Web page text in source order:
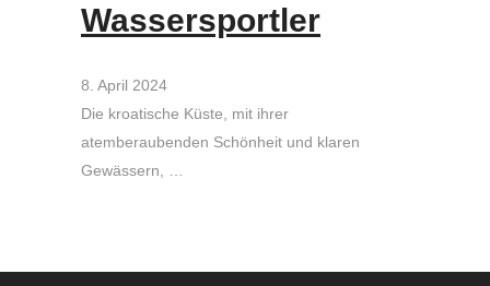
Wassersportler
8. April 2024
Die kroatische Küste, mit ihrer
atemberaubenden Schönheit und klaren
Gewässern, …